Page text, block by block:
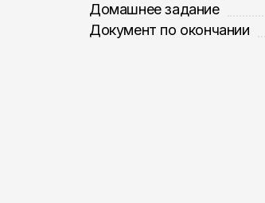
Домашнее задание
Документ по окончании